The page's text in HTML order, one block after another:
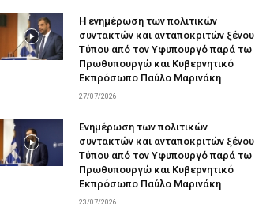
Η ενημέρωση των πολιτικών
συντακτών και ανταποκριτών ξένου
Τύπου από τον Υφυπουργό παρά τω
Πρωθυπουργώ και Κυβερνητικό
Εκπρόσωπο Παύλο Μαρινάκη
27/07/2026
Ενημέρωση των πολιτικών
συντακτών και ανταποκριτών ξένου
Τύπου από τον Υφυπουργό παρά τω
Πρωθυπουργώ και Κυβερνητικό
Εκπρόσωπο Παύλο Μαρινάκη